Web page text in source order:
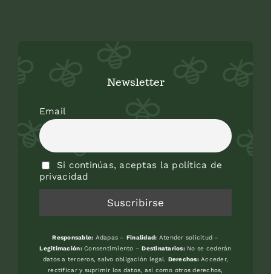
Newsletter
Email
Si continúas, aceptas la política de
privacidad
Responsable: Adapas – Finalidad: Atender solicitud –
Legitimación:Consentimiento –Destinatarios:No se cederán
datos a terceros, salvo obligación legal. Derechos:Acceder,
rectificar y suprimir los datos, así como otros derechos,